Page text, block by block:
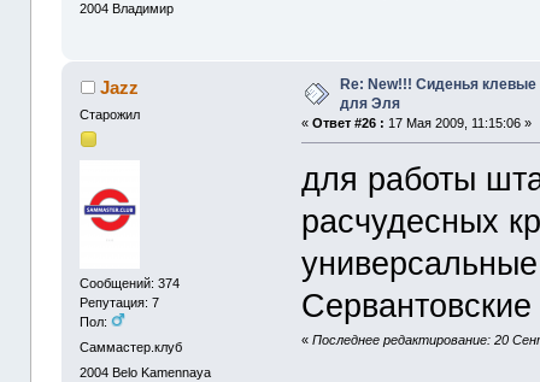
2004 Владимир
Jazz
Старожил
Сообщений: 374
Репутация: 7
Пол:
Саммастер.клуб
2004 Belo Kamennaya
Re: New!!! Сиденья
для Эля
«Ответ #26 : 17 Мая 2009, 11:15:06 »
для работы
расчудесных
«Последнее редактирование: 20